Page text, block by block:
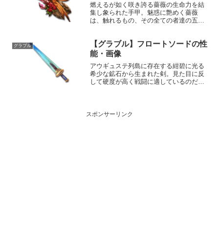
燃えるが如く咲き誇る薔薇の生命力を結
集し象られた手甲。魅惑に艶めく薔薇
は、触れるもの、その全ての者達の五臓
MAXLv2352200100奥義ドミネイション
フィスト敵に土属性4.5...
グラブル
【グラブル】フロートソードの性
能・画像
アウギュステ列島に存在する紺碧に光る
希少な鉱石から生まれた剣。見た目に反
して硬度が高く戦闘に適しているのだ
撃力MAXLv1601...
スポンサーリンク